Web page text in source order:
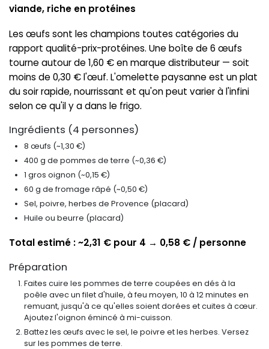
viande, riche en protéines
Les œufs sont les champions toutes catégories du
rapport qualité-prix-protéines. Une boîte de 6 œufs
tourne autour de 1,60 € en marque distributeur — soit
moins de 0,30 € l'œuf. L'omelette paysanne est un plat
du soir rapide, nourrissant et qu'on peut varier à l'infini
selon ce qu'il y a dans le frigo.
Ingrédients (4 personnes)
8 œufs (~1,30 €)
400 g de pommes de terre (~0,36 €)
1 gros oignon (~0,15 €)
60 g de fromage râpé (~0,50 €)
Sel, poivre, herbes de Provence (placard)
Huile ou beurre (placard)
Total estimé : ~2,31 € pour 4 → 0,58 € / personne
Préparation
Faites cuire les pommes de terre coupées en dés à la
poêle avec un filet d'huile, à feu moyen, 10 à 12 minutes en
remuant, jusqu'à ce qu'elles soient dorées et cuites à cœur.
Ajoutez l'oignon émincé à mi-cuisson.
Battez les œufs avec le sel, le poivre et les herbes. Versez
sur les pommes de terre.